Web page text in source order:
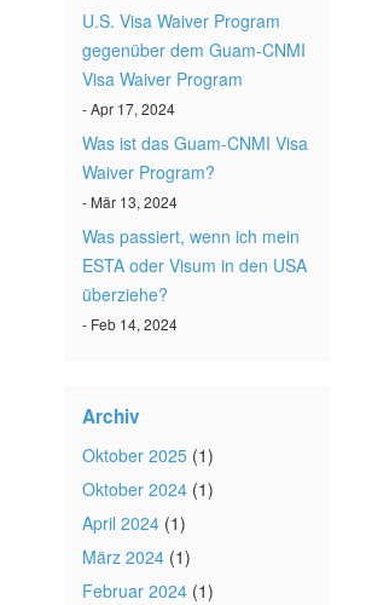
U.S. Visa Waiver Program
gegenüber dem Guam-CNMI
Visa Waiver Program
- Apr 17, 2024
Was ist das Guam-CNMI Visa
Waiver Program?
- Mär 13, 2024
Was passiert, wenn ich mein
ESTA oder Visum in den USA
überziehe?
- Feb 14, 2024
Archiv
Oktober 2025 (1)
Oktober 2024 (1)
April 2024 (1)
März 2024 (1)
Februar 2024 (1)